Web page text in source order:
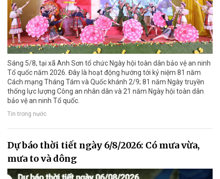
Sáng 5/8, tại xã Anh Sơn tổ chức Ngày hội toàn dân bảo vệ an ninh
Tổ quốc năm 2026. Đây là hoạt động hướng tới kỷ niệm 81 năm
Cách mạng Tháng Tám và Quốc khánh 2/9; 81 năm Ngày truyền
thống lực lượng Công an nhân dân và 21 năm Ngày hội toàn dân
bảo vệ an ninh Tổ quốc.
Tin trong nước
Dự báo thời tiết ngày 6/8/2026: Có mưa vừa,
mưa to và dông